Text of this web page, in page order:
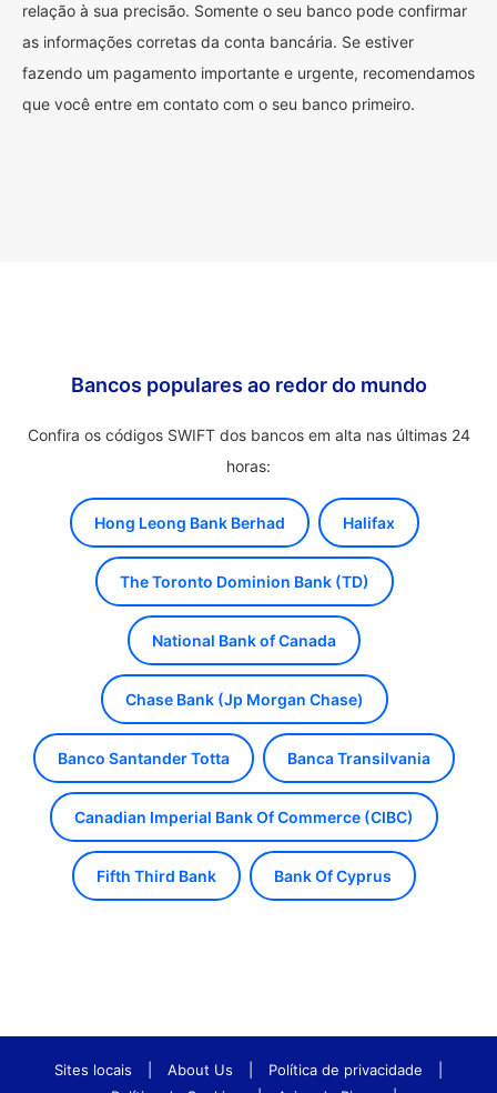
relação à sua precisão. Somente o seu banco pode confirmar
as informações corretas da conta bancária. Se estiver
fazendo um pagamento importante e urgente, recomendamos
que você entre em contato com o seu banco primeiro.
Bancos populares ao redor do mundo
Confira os códigos SWIFT dos bancos em alta nas últimas 24
horas:
Hong Leong Bank Berhad Halifax
The Toronto Dominion Bank (TD)
National Bank of Canada
Chase Bank (Jp Morgan Chase)
Banco Santander Totta Banca Transilvania
Canadian Imperial Bank Of Commerce (CIBC)
Fifth Third Bank Bank Of Cyprus
Sites locais About Us Política de privacidade